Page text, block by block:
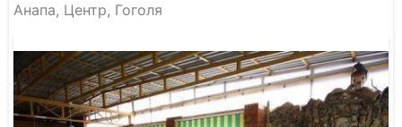
Анапа, Центр, Гоголя